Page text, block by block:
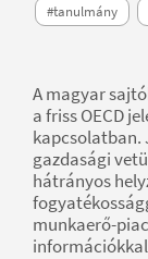
#tanulmány
A magyar
a friss OECD
kapcsolatban.
gazdasági
hátrányos
munkaerő-